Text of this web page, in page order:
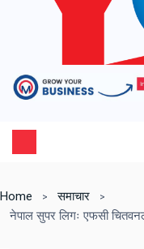
Home
समाचार